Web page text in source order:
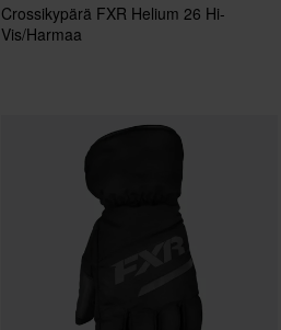
Crossikypärä FXR Helium 26 Hi-
Vis/Harmaa